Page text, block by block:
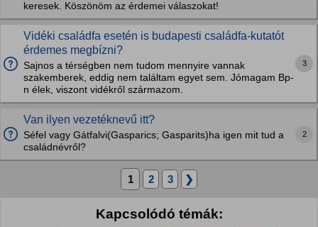
keresek. Köszönöm az érdemei válaszokat!
Vidéki családfa esetén is budapesti családfa-kutatót
érdemes megbízni?
Sajnos a térségben nem tudom mennyire vannak
szakemberek, eddig nem találtam egyet sem. Jómagam Bp-
n élek, viszont vidékről származom.
3
Van ilyen vezetéknevű itt?
Séfel vagy Gátfalvi(Gasparics; Gasparits)ha igen mit tud a
családnévről?
2
1 2 3 ❯
Kapcsolódó témák: